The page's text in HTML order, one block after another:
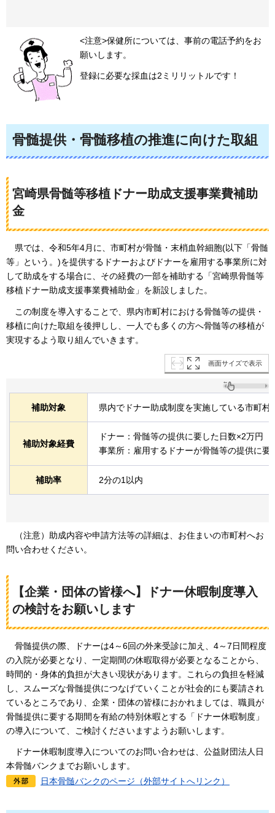
<注意>保健所については、事前の電話予約をお
願いします。
登録に必要な採血は2ミリリットルです！
骨髄提供・骨髄移植の推進に向けた取組
宮崎県骨髄等移植ドナー助成支援事業費補助
金
県では、令和5年4月に、市町村が骨髄・末梢血幹細胞(以下「骨髄
等」という。)を提供するドナーおよびドナーを雇用する事業所に対
して助成をする場合に、その経費の一部を補助する「宮崎県骨髄等
移植ドナー助成支援事業費補助金」を新設しました。
この制度を導入することで、県内市町村における骨髄等の提供・
移植に向けた取組を後押しし、一人でも多くの方へ骨髄等の移植が
実現するよう取り組んでいきます。
画面サイズで表示
補助対象 県内でドナー助成制度を実施している市町村
補助対象経費
ドナー：骨髄等の提供に要した日数×2万円（
事業所：雇用するドナーが骨髄等の提供に
補助率 2分の1以内
（注意）助成内容や申請方法等の詳細は、お住まいの市町村へお
問い合わせください。
【企業・団体の皆様へ】ドナー休暇制度導入
の検討をお願いします
骨髄提供の際、ドナーは4～6回の外来受診に加え、4～7日間程度
の入院が必要となり、一定期間の休暇取得が必要となることから、
時間的・身体的負担が大きい現状があります。これらの負担を軽減
し、スムーズな骨髄提供につなげていくことが社会的にも要請され
ているところであり、企業・団体の皆様におかれましては、職員が
骨髄提供に要する期間を有給の特別休暇とする「ドナー休暇制度」
の導入について、ご検討くださいますようお願いします。
ドナー休暇制度導入についてのお問い合わせは、公益財団法人日
本骨髄バンクまでお願いします。
日本骨髄バンクのページ（外部サイトへリンク）